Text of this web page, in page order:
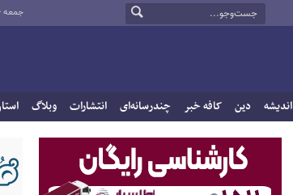
جمعه ۱۶ مرداد ۱۴۰۵
اندیشه دین کافه خبر چندرسانه‌ای انتشارات وبلاگ